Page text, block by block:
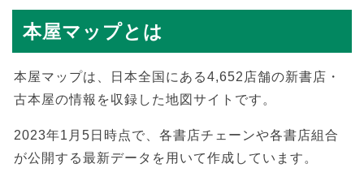
本屋マップとは
本屋マップは、日本全国にある4,652店舗の新書店・
古本屋の情報を収録した地図サイトです。
2023年1月5日時点で、各書店チェーンや各書店組合
が公開する最新データを用いて作成しています。